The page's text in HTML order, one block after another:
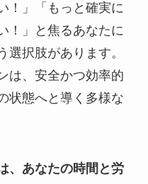
！」「もっと確実に
！」と焦るあなたに
選択肢があります。
は、安全かつ効率的
状態へと導く多様な
、あなたの時間と労